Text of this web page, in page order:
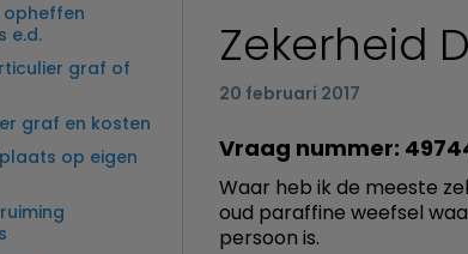
opheffen
e.d.
graf of
graf en kosten
op eigen
Zekerheid
20 februari 2017
Vraag nummer:
Waar heb ik de meeste
oud paraffine weefsel
persoon is.